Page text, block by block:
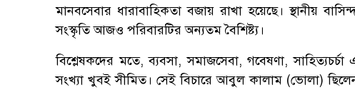
মানবসেবার ধারাবাহিকতা বজায় রাখা হয়েছে। স্থানীয়
সংস্কৃতি আজও পরিবারটির অন্যতম বৈশিষ্ট্য।
বিশ্লেষকদের মতে, ব্যবসা, সমাজসেবা, গবেষণা,
সংখ্যা খুবই সীমিত। সেই বিচারে আবুল কালাম (ভোলা)